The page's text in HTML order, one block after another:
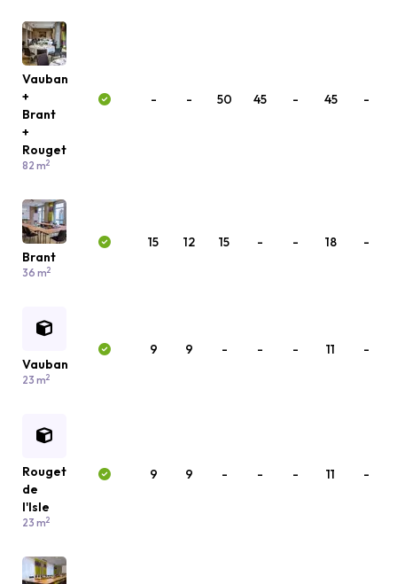
Vauban
+
Brant
+
Rouget
82 m2
- - 50 45 - 45 -
Brant
36 m2
15 12 15 - - 18 -
Vauban
23 m2
9 9 - - - 11 -
Rouget
de
l'Isle
23 m2
9 9 - - - 11 -